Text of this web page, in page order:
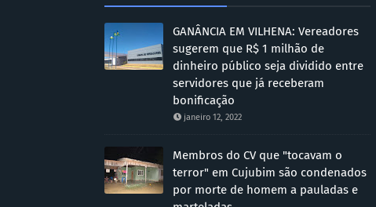
GANÂNCIA EM VILHENA: Vereadores
sugerem que R$ 1 milhão de
dinheiro público seja dividido entre
servidores que já receberam
bonificação
janeiro 12, 2022
Membros do CV que "tocavam o
terror" em Cujubim são condenados
por morte de homem a pauladas e